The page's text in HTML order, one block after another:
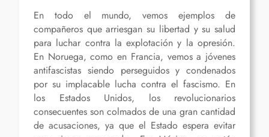
En todo el mundo, vemos ejemplos de
compañeros que arriesgan su libertad y su salud
para luchar contra la explotación y la opresión.
En Noruega, como en Francia, vemos a jóvenes
antifascistas siendo perseguidos y condenados
por su implacable lucha contra el fascismo. En
los Estados Unidos, los revolucionarios
consecuentes son colmados de una gran cantidad
de acusaciones, ya que el Estado espera evitar